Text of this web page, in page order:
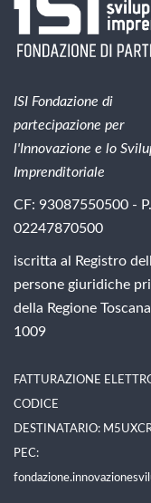
ISI Fondazione di
partecipazione per
l'Innovazione e lo
Imprenditoriale
CF: 93087550500 -
02247870500
iscritta al Registro
persone giuridiche
della Regione
1009
FATTURAZIONE
CODICE
DESTINATARIO:
PEC: